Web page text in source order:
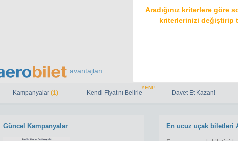
avantajları
Kampanyalar (1) Kendi Fiyatını Belirle
YENİ!
Davet Et Kazan!
Güncel Kampanyalar En ucuz uçak biletleri
Aradığınız kriterlere göre
kriterlerinizi değiştirip